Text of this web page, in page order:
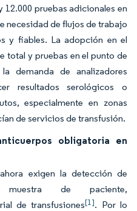
12.000 pruebas adicionales en
necesidad de flujos de trabajo
y fiables. La adopción en el
total y pruebas en el punto de
demanda de analizadores
resultados serológicos o
especialmente en zonas
de servicios de transfusión.
obligatoria en
exigen la detección de
de paciente,
de transfusiones[1]. Por lo